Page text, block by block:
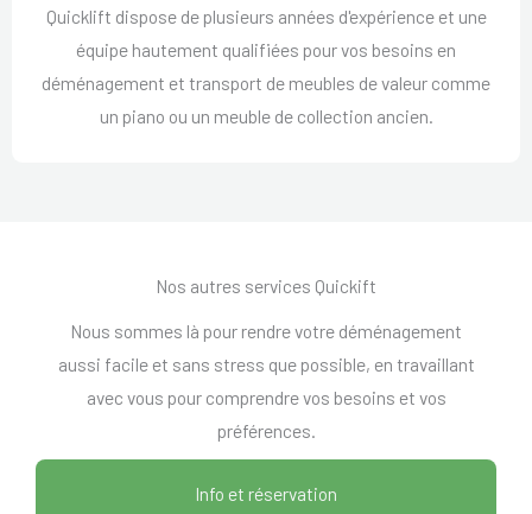
Quicklift dispose de plusieurs années d'expérience et une
équipe hautement qualifiées pour vos besoins en
déménagement et transport de meubles de valeur comme
un piano ou un meuble de collection ancien.
Nos autres services Quickift
Nous sommes là pour rendre votre déménagement
aussi facile et sans stress que possible, en travaillant
avec vous pour comprendre vos besoins et vos
préférences.
Info et réservation